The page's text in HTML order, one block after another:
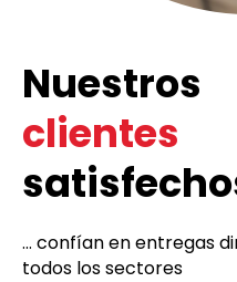
Nuestros
clientes
... confían en entregas
todos los sectores